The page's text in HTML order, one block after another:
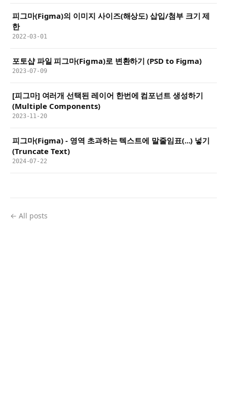
피그마(Figma)의 이미지 사이즈(해상도) 삽입/첨부 크기 제
한
2022-03-01
포토샵 파일 피그마(Figma)로 변환하기 (PSD to Figma)
2023-07-09
[피그마] 여러개 선택된 레이어 한번에 컴포넌트 생성하기
(Multiple Components)
2023-11-20
피그마(Figma) - 영역 초과하는 텍스트에 말줄임표(...) 넣기
(Truncate Text)
2024-07-22
← All posts